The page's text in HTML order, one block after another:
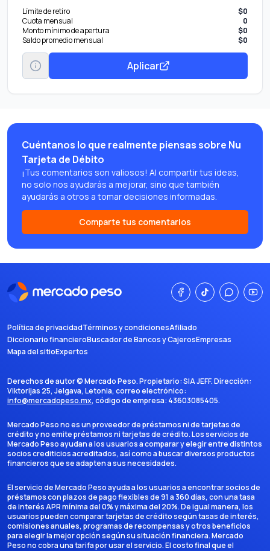
Límite de retiro
$0
Cuota mensual
0
Monto mínimo de apertura
$0
Saldo promedio mensual
$0
Aplicar
Cuéntanos lo que realmente piensas sobre Nu
Tarjeta de Débito
¡Tus comentarios son valiosos! Al compartir tus ideas,
no solo nos ayudarás a mejorar, sino que también
ayudarás a otros a tomar decisiones informadas.
Comparte tus comentarios
Política de privacidadTérminos y condicionesAfiliado
Diccionario financieroBuscador de Bancos y CajerosEmpresas
Mapa del sitioExpertos
Derechos de autor ©Mercado Peso. Propietario:SIA JEFF. Dirección:
Viktorijas 25, Jelgava, Letonia, correo electrónico:
info@mercadopeso.mx, código de empresa: 43603085405.
Mercado Peso no es un proveedor de préstamos ni de tarjetas de
crédito y no emite préstamos ni tarjetas de crédito. Los servicios de
Mercado Peso ayudan a los usuarios a comparar y elegir entre distintos
socios crediticios acreditados, así como a buscar diversos productos
financieros que se adapten a sus necesidades.
El servicio de Mercado Peso ayuda a los usuarios a encontrar socios de
préstamos con plazos de pago flexibles de 91 a 360 días, con una tasa
de interés APR mínima del 0% y máxima del 20%. De igual manera, los
usuarios pueden comparar tarjetas de crédito según tasas de interés,
comisiones anuales, programas de recompensas y otros beneficios
para elegir la mejor opción según su situación financiera. Mercado
Peso no cobra una tarifa por usar el servicio. El costo final que el